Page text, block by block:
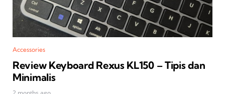
Accessories
Review Keyboard Rexus KL150 – Tipis dan
Minimalis